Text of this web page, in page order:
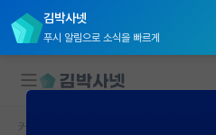
김박사넷
푸시 알림으로 소식을 빠르게
커뮤니티 홈